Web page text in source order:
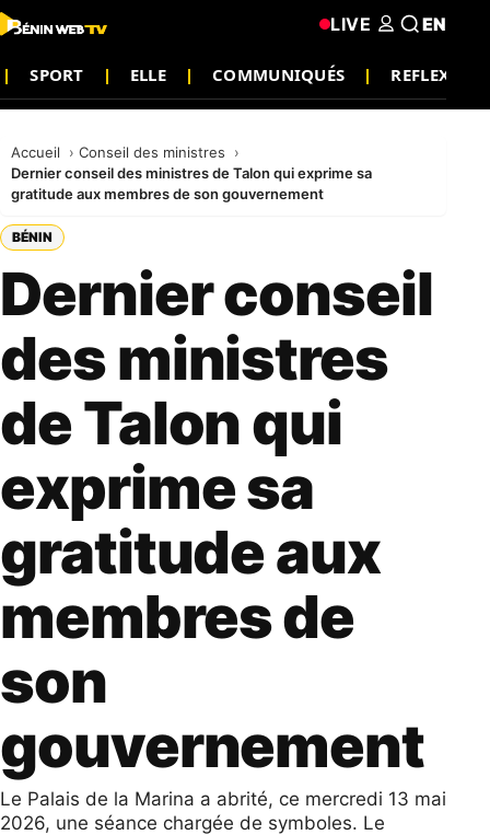
SPORT ELLE COMMUNIQUÉS REFLEXION
LIVE EN
Accueil
Conseil des ministres
Dernier conseil des ministres de Talon qui exprime sa
gratitude aux membres de son gouvernement
BÉNIN
Dernier conseil
des ministres
de Talon qui
exprime sa
gratitude aux
membres de
son
gouvernement
​Le Palais de la Marina a abrité, ce mercredi 13 mai
2026, une séance chargée de symboles. Le